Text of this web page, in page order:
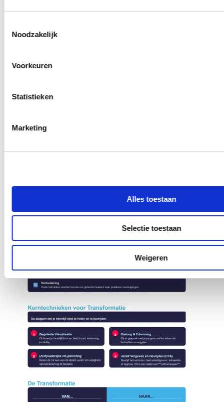
Noodzakelijk
Voorkeuren
Statistieken
Marketing
Alles toestaan
Selectie toestaan
Weigeren
Pin ook deze handige infographic als